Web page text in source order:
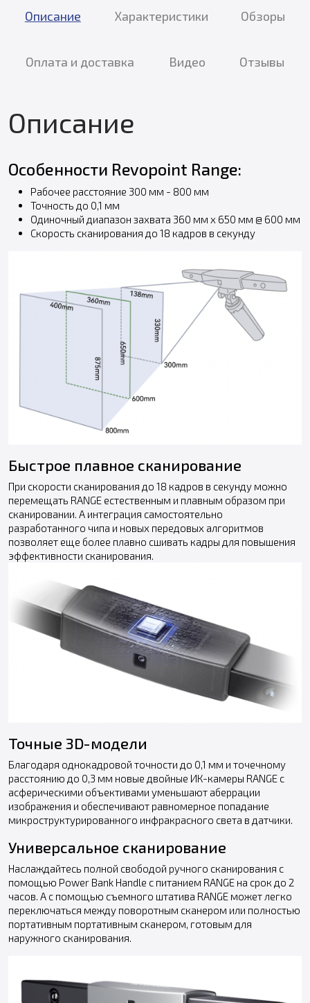
Описание Характеристики Обзоры
Оплата и доставка Видео Отзывы
Описание
Особенности Revopoint Range:
Рабочее расстояние 300 мм - 800 мм
Точность до 0,1 мм
Одиночный диапазон захвата 360 мм x 650 мм @ 600 мм
Скорость сканирования до 18 кадров в секунду
Быстрое плавное сканирование
При скорости сканирования до 18 кадров в секунду можно
перемещать RANGE естественным и плавным образом при
сканировании. А интеграция самостоятельно
разработанного чипа и новых передовых алгоритмов
позволяет еще более плавно сшивать кадры для повышения
эффективности сканирования.
Точные 3D-модели
Благодаря однокадровой точности до 0,1 мм и точечному
расстоянию до 0,3 мм новые двойные ИК-камеры RANGE с
асферическими объективами уменьшают аберрации
изображения и обеспечивают равномерное попадание
микроструктурированного инфракрасного света в датчики.
Универсальное сканирование
Наслаждайтесь полной свободой ручного сканирования с
помощью Power Bank Handle с питанием RANGE на срок до 2
часов. А с помощью съемного штатива RANGE может легко
переключаться между поворотным сканером или полностью
портативным портативным сканером, готовым для
наружного сканирования.